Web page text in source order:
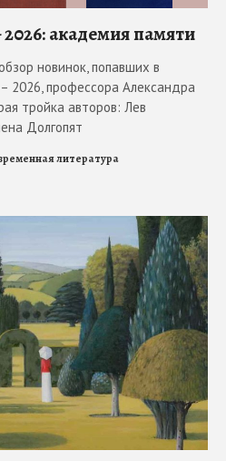
академия памяти
новинок, попавших в
2026, профессора Александра
тройка авторов: Лев
Долгопят
литература